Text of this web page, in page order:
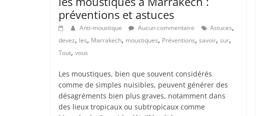
préventions et astuces
Anti-moustique Aucun commentaire Astuces,
devez, les, Marrakech, moustiques, Préventions, savoir, sur,
Tout, vous
Les moustiques, bien que souvent considérés
comme de simples nuisibles, peuvent générer des
désagréments bien plus graves, notamment dans
des lieux tropicaux ou subtropicaux comme